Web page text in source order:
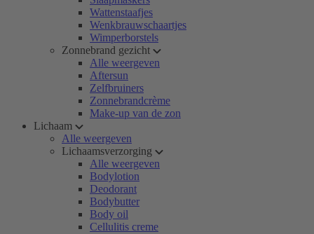
Wattenstaafjes
Wenkbrauwschaartjes
Wimperborstels
Zonnebrand gezicht
Alle weergeven
Aftersun
Zelfbruiners
Zonnebrandcrème
Make-up van de zon
Lichaam
Alle weergeven
Lichaamsverzorging
Alle weergeven
Bodylotion
Deodorant
Bodybutter
Body oil
Cellulitis creme